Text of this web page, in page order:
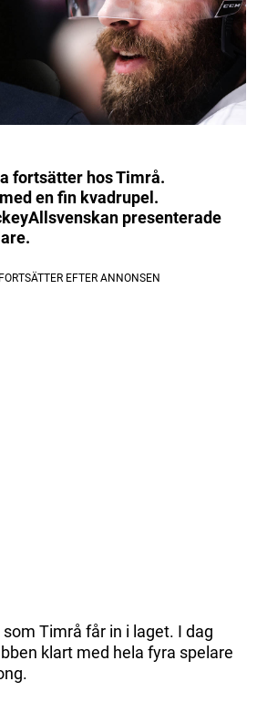
fortsätter hos Timrå.
en fin kvadrupel.
presenterade
Timrå får in i laget. I dag
klart med hela fyra spelare